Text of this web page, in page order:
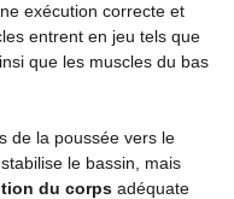
exécution correcte et
entrent en jeu tels que
que les muscles du bas
de la poussée vers le
le bassin, mais
du corps adéquate